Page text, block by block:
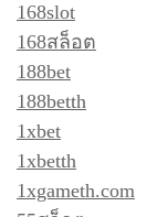
168slot
168สล็อต
188bet
188betth
1xbet
1xbetth
1xgameth.com